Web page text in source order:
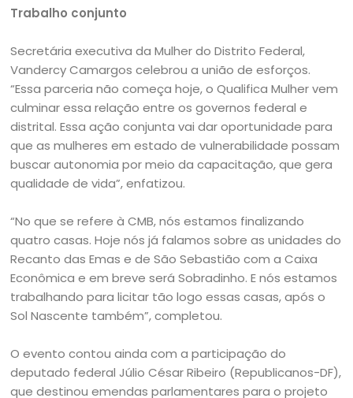
Trabalho conjunto
Secretária executiva da Mulher do Distrito Federal,
Vandercy Camargos celebrou a união de esforços.
“Essa parceria não começa hoje, o Qualifica Mulher vem
culminar essa relação entre os governos federal e
distrital. Essa ação conjunta vai dar oportunidade para
que as mulheres em estado de vulnerabilidade possam
buscar autonomia por meio da capacitação, que gera
qualidade de vida”, enfatizou.
“No que se refere à CMB, nós estamos finalizando
quatro casas. Hoje nós já falamos sobre as unidades do
Recanto das Emas e de São Sebastião com a Caixa
Econômica e em breve será Sobradinho. E nós estamos
trabalhando para licitar tão logo essas casas, após o
Sol Nascente também”, completou.
O evento contou ainda com a participação do
deputado federal Júlio César Ribeiro (Republicanos-DF),
que destinou emendas parlamentares para o projeto